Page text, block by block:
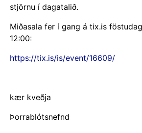
stjörnu í dagatalið.
Miðasala fer í gang á tix.is
12:00:
https://tix.is/is/event/16609/
kær kveðja
Þorrablótsnefnd